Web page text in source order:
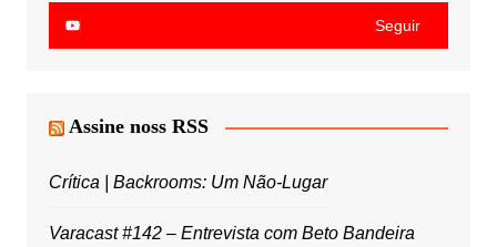
Seguir
Assine noss RSS
Crítica | Backrooms: Um Não-Lugar
Varacast #142 – Entrevista com Beto Bandeira